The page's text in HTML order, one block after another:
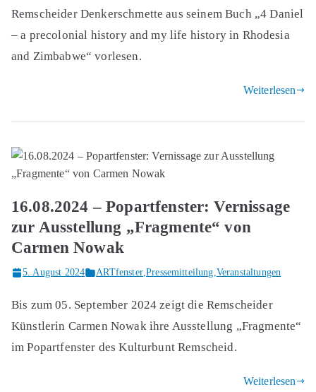
Remscheider Denkerschmette aus seinem Buch „4 Daniel
– a precolonial history and my life history in Rhodesia
and Zimbabwe“ vorlesen.
Weiterlesen
16.08.2024 – Popartfenster: Vernissage
zur Ausstellung „Fragmente“ von
Carmen Nowak
5. August 2024 ARTfenster,Pressemitteilung,Veranstaltungen
Bis zum 05. September 2024 zeigt die Remscheider
Künstlerin Carmen Nowak ihre Ausstellung „Fragmente“
im Popartfenster des Kulturbunt Remscheid.
Weiterlesen